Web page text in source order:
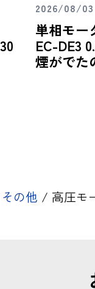
2026/08/03
単相モー
EC-DE3
煙がでた
その他 / 高圧モ